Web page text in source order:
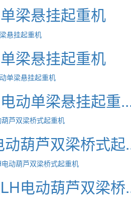
梁悬挂起重机
梁悬挂起重机
动单梁悬挂起重
动葫芦双梁桥式起
电动葫芦双梁桥